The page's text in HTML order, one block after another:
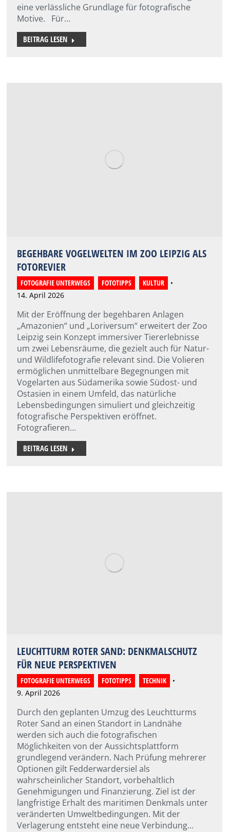
eine verlässliche Grundlage für fotografische
Motive. Für…
BEITRAG LESEN
BEGEHBARE VOGELWELTEN IM ZOO LEIPZIG ALS
FOTOREVIER
FOTOGRAFIE UNTERWEGS FOTOTIPPS
KULTUR
14. April 2026
Mit der Eröffnung der begehbaren Anlagen
„Amazonien“ und „Loriversum“ erweitert der Zoo
Leipzig sein Konzept immersiver Tiererlebnisse
um zwei Lebensräume, die gezielt auch für Natur-
und Wildlifefotografie relevant sind. Die Volieren
ermöglichen unmittelbare Begegnungen mit
Vogelarten aus Südamerika sowie Südost- und
Ostasien in einem Umfeld, das natürliche
Lebensbedingungen simuliert und gleichzeitig
fotografische Perspektiven eröffnet.
Fotografieren…
BEITRAG LESEN
LEUCHTTURM ROTER SAND: DENKMALSCHUTZ
FÜR NEUE PERSPEKTIVEN
FOTOGRAFIE UNTERWEGS FOTOTIPPS
TECHNIK
9. April 2026
Durch den geplanten Umzug des Leuchtturms
Roter Sand an einen Standort in Landnähe
werden sich auch die fotografischen
Möglichkeiten von der Aussichtsplattform
grundlegend verändern. Nach Prüfung mehrerer
Optionen gilt Fedderwardersiel als
wahrscheinlicher Standort, vorbehaltlich
Genehmigungen und Finanzierung. Ziel ist der
langfristige Erhalt des maritimen Denkmals unter
veränderten Umweltbedingungen. Mit der
Verlagerung entsteht eine neue Verbindung…